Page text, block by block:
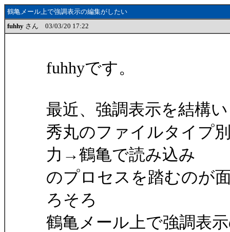
鶴亀メール上で強調表示の編集がしたい
fuhhy さん 03/03/20 17:22
fuhhyです。
最近、強調表示を結構
秀丸のファイルタイプ
力→鶴亀で読み込み
のプロセスを踏むのが
ろそろ
鶴亀メール上で強調表